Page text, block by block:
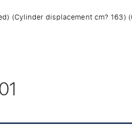
(Cylinder displacement cm?